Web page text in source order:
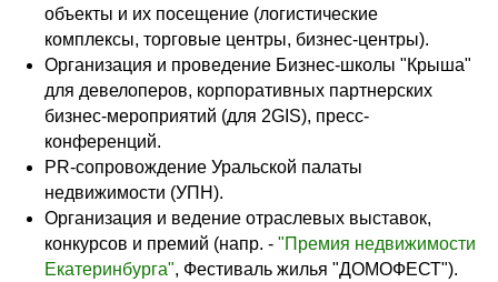
объекты и их посещение (логистические
комплексы, торговые центры, бизнес-центры).
Организация и проведение Бизнес-школы "Крыша"
для девелоперов, корпоративных партнерских
бизнес-мероприятий (для 2GIS), пресс-
конференций.
PR-сопровождение Уральской палаты
недвижимости (УПН).
Организация и ведение отраслевых выставок,
конкурсов и премий (напр. - "Премия недвижимости
Екатеринбурга", Фестиваль жилья "ДОМОФЕСТ").